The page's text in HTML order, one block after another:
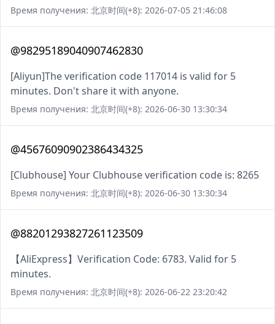
Время получения: 北京时间(+8): 2026-07-05 21:46:08
@98295189040907462830
[Aliyun]The verification code 117014 is valid for 5
minutes. Don't share it with anyone.
Время получения: 北京时间(+8): 2026-06-30 13:30:34
@45676090902386434325
[Clubhouse] Your Clubhouse verification code is: 8265
Время получения: 北京时间(+8): 2026-06-30 13:30:34
@88201293827261123509
【AliExpress】Verification Code: 6783. Valid for 5
minutes.
Время получения: 北京时间(+8): 2026-06-22 23:20:42